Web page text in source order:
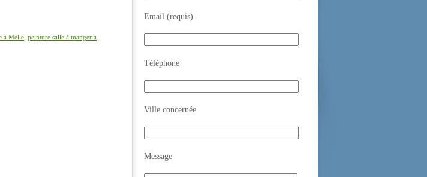
à Melle peinture salle à manger à
Email (requis)
Téléphone
Ville concernée
Message